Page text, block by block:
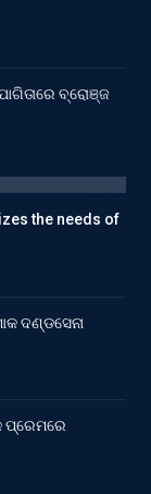
ବ୍ରୋଞ୍ଜ
the needs of
ଦଣ୍ଡସେନା
ପ୍ରେମରେ